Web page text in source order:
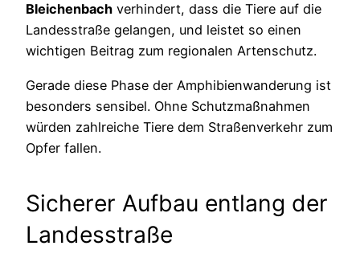
Bleichenbach verhindert, dass die Tiere auf die
Landesstraße gelangen, und leistet so einen
wichtigen Beitrag zum regionalen Artenschutz.
Gerade diese Phase der Amphibienwanderung ist
besonders sensibel. Ohne Schutzmaßnahmen
würden zahlreiche Tiere dem Straßenverkehr zum
Opfer fallen.
Sicherer Aufbau entlang der
Landesstraße